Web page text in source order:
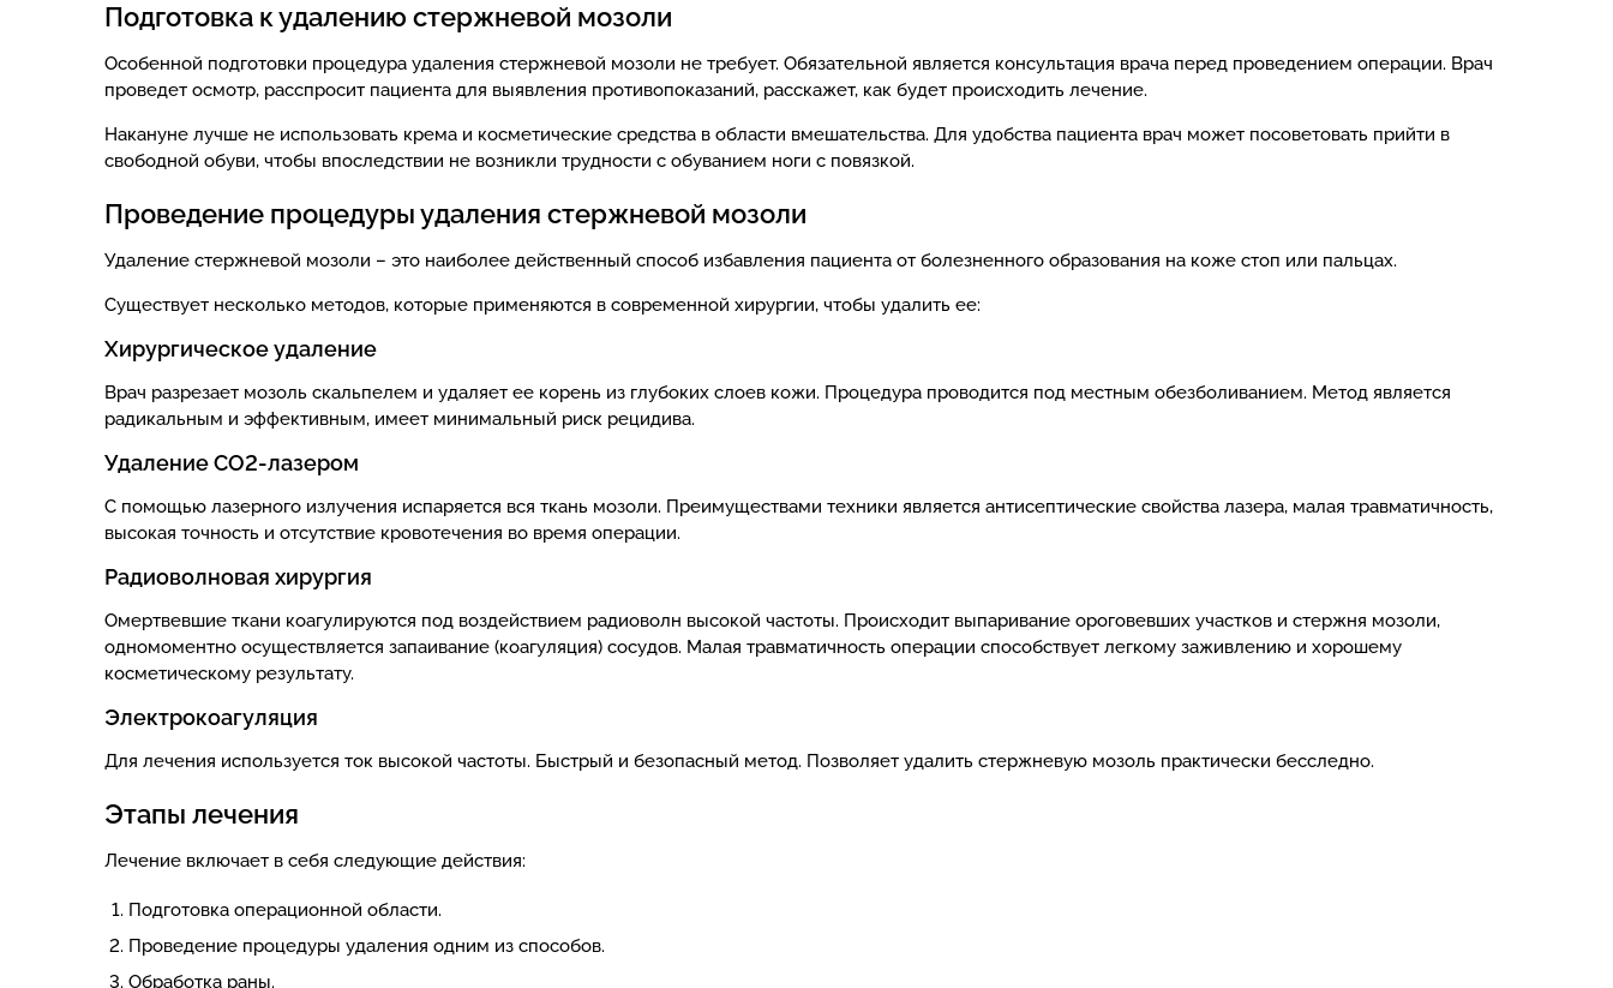
Подготовка к удалению стержневой мозоли
Особенной подготовки процедура удаления стержневой мозоли не требует. Обязательной является консультация врача перед проведением операции. Врач
проведет осмотр, расспросит пациента для выявления противопоказаний, расскажет, как будет происходить лечение.
Накануне лучше не использовать крема и косметические средства в области вмешательства. Для удобства пациента врач может посоветовать прийти в
свободной обуви, чтобы впоследствии не возникли трудности с обуванием ноги с повязкой.
Проведение процедуры удаления стержневой мозоли
Удаление стержневой мозоли – это наиболее действенный способ избавления пациента от болезненного образования на коже стоп или пальцах.
Существует несколько методов, которые применяются в современной хирургии, чтобы удалить ее:
Хирургическое удаление
Врач разрезает мозоль скальпелем и удаляет ее корень из глубоких слоев кожи. Процедура проводится под местным обезболиванием. Метод является
радикальным и эффективным, имеет минимальный риск рецидива.
Удаление CO2-лазером
С помощью лазерного излучения испаряется вся ткань мозоли. Преимуществами техники является антисептические свойства лазера, малая травматичность,
высокая точность и отсутствие кровотечения во время операции.
Радиоволновая хирургия
Омертвевшие ткани коагулируются под воздействием радиоволн высокой частоты. Происходит выпаривание ороговевших участков и стержня мозоли,
одномоментно осуществляется запаивание (коагуляция) сосудов. Малая травматичность операции способствует легкому заживлению и хорошему
косметическому результату.
Электрокоагуляция
Для лечения используется ток высокой частоты. Быстрый и безопасный метод. Позволяет удалить стержневую мозоль практически бесследно.
Этапы лечения
Лечение включает в себя следующие действия:
Подготовка операционной области.
Проведение процедуры удаления одним из способов.
Обработка раны.